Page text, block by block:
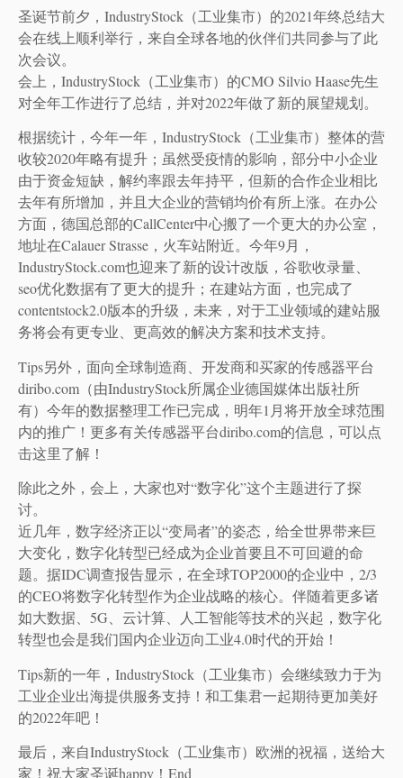
圣诞节前夕，IndustryStock（工业集市）的2021年终总结大
会在线上顺利举行，来自全球各地的伙伴们共同参与了此
次会议。
会上，IndustryStock（工业集市）的CMO Silvio Haase先生
对全年工作进行了总结，并对2022年做了新的展望规划。
根据统计，今年一年，IndustryStock（工业集市）整体的营
收较2020年略有提升；虽然受疫情的影响，部分中小企业
由于资金短缺，解约率跟去年持平，但新的合作企业相比
去年有所增加，并且大企业的营销均价有所上涨。在办公
方面，德国总部的CallCenter中心搬了一个更大的办公室，
地址在Calauer Strasse，火车站附近。今年9月，
IndustryStock.com也迎来了新的设计改版，谷歌收录量、
seo优化数据有了更大的提升；在建站方面，也完成了
contentstock2.0版本的升级，未来，对于工业领域的建站服
务将会有更专业、更高效的解决方案和技术支持。
Tips另外，面向全球制造商、开发商和买家的传感器平台
diribo.com（由IndustryStock所属企业德国媒体出版社所
有）今年的数据整理工作已完成，明年1月将开放全球范围
内的推广！更多有关传感器平台diribo.com的信息，可以点
击这里了解！
除此之外，会上，大家也对“数字化”这个主题进行了探
讨。
近几年，数字经济正以“变局者”的姿态，给全世界带来巨
大变化，数字化转型已经成为企业首要且不可回避的命
题。据IDC调查报告显示，在全球TOP2000的企业中，2/3
的CEO将数字化转型作为企业战略的核心。伴随着更多诸
如大数据、5G、云计算、人工智能等技术的兴起，数字化
转型也会是我们国内企业迈向工业4.0时代的开始！
Tips新的一年，IndustryStock（工业集市）会继续致力于为
工业企业出海提供服务支持！和工集君一起期待更加美好
的2022年吧！
最后，来自IndustryStock（工业集市）欧洲的祝福，送给大
家！祝大家圣诞happy！End